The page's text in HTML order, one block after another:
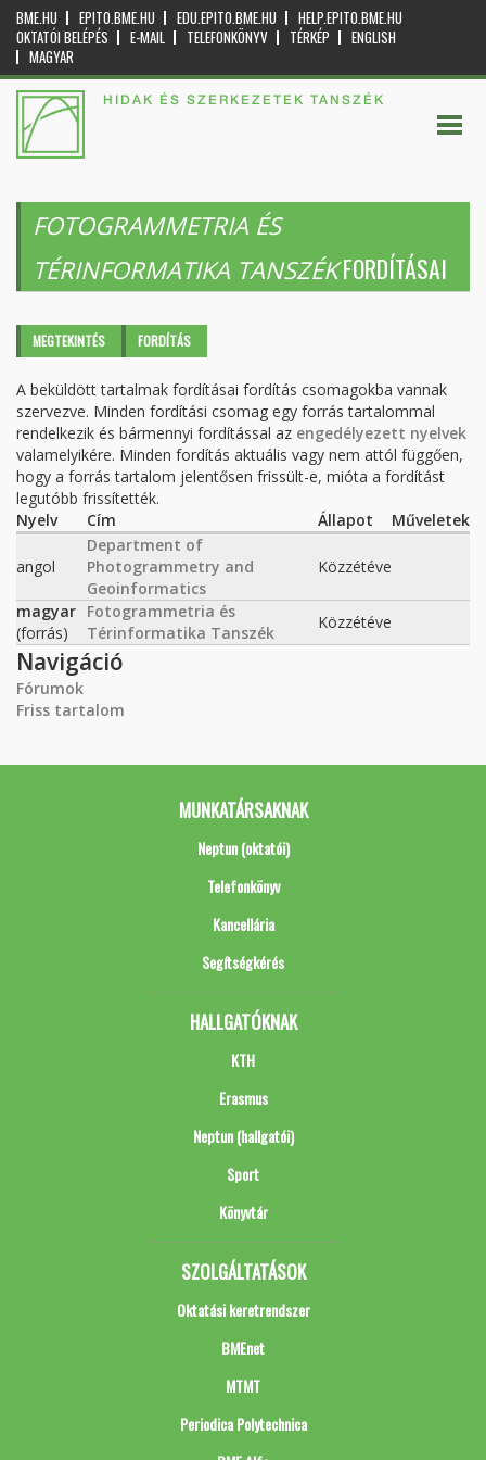
BME.HU EPITO.BME.HU EDU.EPITO.BME.HU
HELP.EPITO.BME.HU
OKTATÓI BELÉPÉS
E-MAIL TELEFONKÖNYV TÉRKÉP
ENGLISH
MAGYAR
HIDAK ÉS SZERKEZETEK TANSZÉK
FOTOGRAMMETRIA ÉS
TÉRINFORMATIKA TANSZÉKFORDÍTÁSAI
Elsődleges fülek
MEGTEKINTÉS FORDÍTÁS
A beküldött tartalmak fordításai fordítás csomagokba vannak
szervezve. Minden fordítási csomag egy forrás tartalommal
rendelkezik és bármennyi fordítással az engedélyezett nyelvek
valamelyikére. Minden fordítás aktuális vagy nem attól függően,
hogy a forrás tartalom jelentősen frissült-e, mióta a fordítást
legutóbb frissítették.
Nyelv
Cím Állapot Műveletek
angol
Department of
Photogrammetry and
Geoinformatics
Közzétéve
magyar
(forrás)
Fotogrammetria és
Térinformatika Tanszék
Közzétéve
Navigáció
Fórumok
Friss tartalom
MUNKATÁRSAKNAK
Neptun (oktatói)
Telefonkönyv
Kancellária
Segítségkérés
HALLGATÓKNAK
KTH
Erasmus
Neptun (hallgatói)
Sport
Könyvtár
SZOLGÁLTATÁSOK
Oktatási keretrendszer
BMEnet
MTMT
Periodica Polytechnica